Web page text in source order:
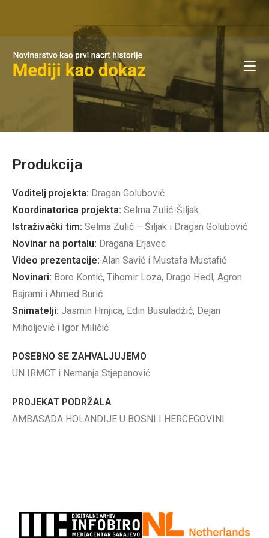
Produkcija
Voditelj projekta: Dragan Golubović
Koordinatorica projekta: Selma Zulić-Šiljak
Istraživački tim: Selma Zulić – Šiljak i Dragan Golubović
Novinar na portalu: Dragana Erjavec
Video prezentacije: Alan Savić i Mustafa Mustafić
Novinari: Boro Kontić, Tihomir Loza, Drago Hedl, Agron
Bajrami i Ahmed Burić
Snimatelji: Jasmin Hrnjica, Edin Busuladžić, Dejan
Miholjević i Igor Miličić
POSEBNO SE ZAHVALJUJEMO
UN IRMCT i Nemanja Stjepanović
PROJEKAT PODRŽALA
AMBASADA HOLANDIJE U BOSNI I HERCEGOVINI